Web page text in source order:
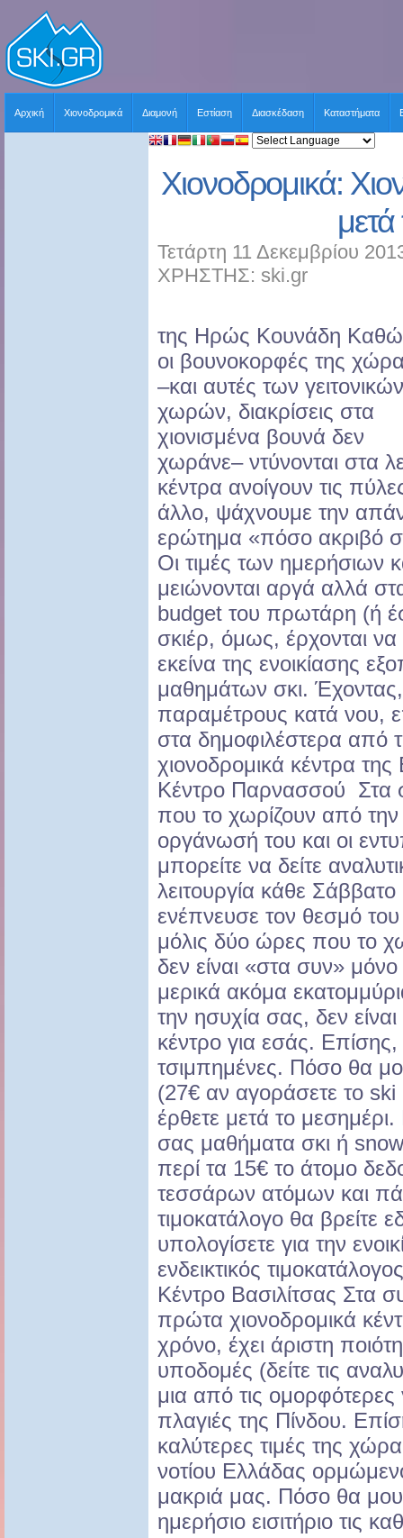
Αρχική Χιονοδρομικά Διαμονή Εστίαση Διασκέδαση Καταστήματα
Χιονοδρομικά:
Τετάρτη 11 Δεκεμβρίου
ΧΡΗΣΤΗΣ: ski.gr
της Ηρώς Κουνάδη
οι βουνοκορφές της
–και αυτές των γειτονικών
χωρών, διακρίσεις στα
χιονισμένα βουνά δεν
χωράνε– ντύνονται στα
κέντρα ανοίγουν τις
άλλο, ψάχνουμε την
ερώτημα «πόσο ακριβό
Οι τιμές των ημερήσιων
μειώνονται αργά αλλά
budget του πρωτάρη (ή
σκιέρ, όμως, έρχονται
εκείνα της ενοικίασης
μαθημάτων σκι. Έχοντας,
παραμέτρους κατά νου,
στα δημοφιλέστερα από
χιονοδρομικά κέντρα
Κέντρο Παρνασσού Στα
που το χωρίζουν από
οργάνωσή του και οι
μπορείτε να δείτε
λειτουργία κάθε
ενέπνευσε τον θεσμό
μόλις δύο ώρες που το
δεν είναι «στα συν»
μερικά ακόμα
την ησυχία σας, δεν είναι
κέντρο για εσάς. Επίσης,
τσιμπημένες. Πόσο θα
(27€ αν αγοράσετε το
έρθετε μετά το
σας μαθήματα σκι ή
περί τα 15€ το άτομο
τεσσάρων ατόμων και
τιμοκατάλογο θα βρείτε
υπολογίσετε για την
ενδεικτικός
Κέντρο Βασιλίτσας Στα
πρώτα χιονοδρομικά
χρόνο, έχει άριστη
υποδομές (δείτε τις
μια από τις ομορφότερες
πλαγιές της Πίνδου.
καλύτερες τιμές της
νοτίου Ελλάδας
μακριά μας. Πόσο θα μου
ημερήσιο εισιτήριο τις